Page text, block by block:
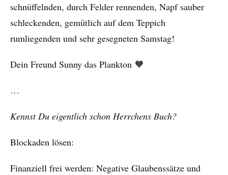
schnüffelnden, durch Felder rennenden, Napf sauber
schleckenden, gemütlich auf dem Teppich
rumliegenden und sehr gesegneten Samstag!
Dein Freund Sunny das Plankton 🧡
…
Kennst Du eigentlich schon Herrchens Buch?
Blockaden lösen:
Finanziell frei werden: Negative Glaubenssätze und